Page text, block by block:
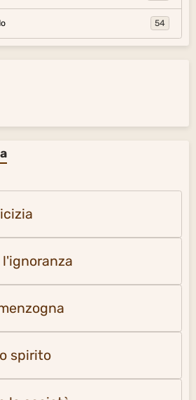
54
l'ignoranza
spirito